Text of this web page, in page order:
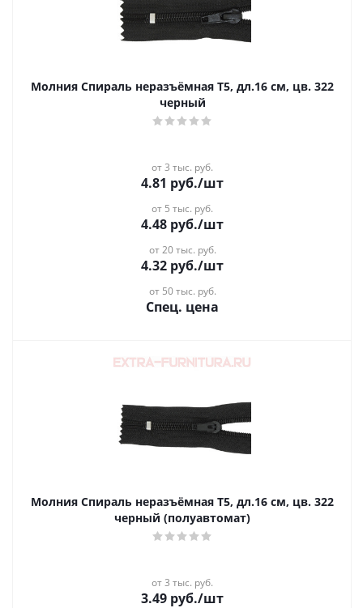
Молния Спираль неразъёмная Т5, дл.16 см, цв. 322
черный
от 3 тыс. руб.
4.81 руб./шт
от 5 тыс. руб.
4.48 руб./шт
от 20 тыс. руб.
4.32 руб./шт
от 50 тыс. руб.
Спец. цена
Молния Спираль неразъёмная Т5, дл.16 см, цв. 322
черный (полуавтомат)
от 3 тыс. руб.
3.49 руб./шт